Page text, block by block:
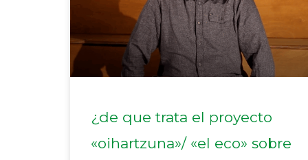
¿de que trata el proyecto
«oihartzuna»/ «el eco» sobre